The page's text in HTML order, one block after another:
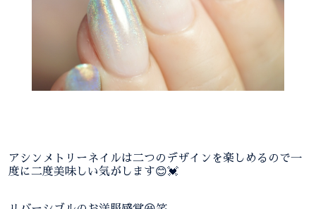
アシンメトリーネイルは二つのデザインを楽しめるので一
度に二度美味しい気がします😊💓